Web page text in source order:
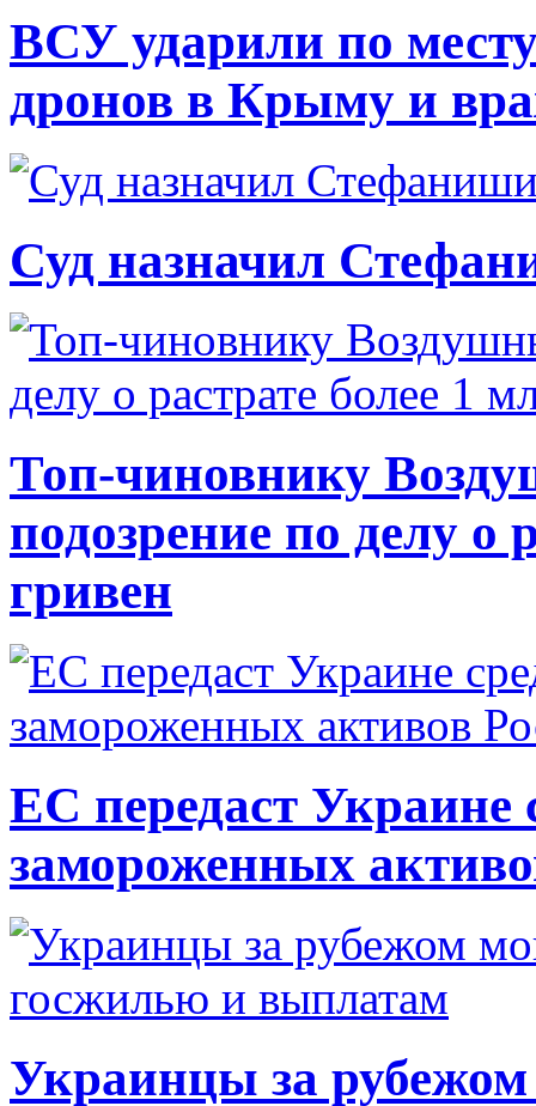
ВСУ ударили по
дронов в Крыму и
Суд назначил
Топ-чиновнику
подозрение по делу о
гривен
ЕС передаст Украине
замороженных
Украинцы за рубежом